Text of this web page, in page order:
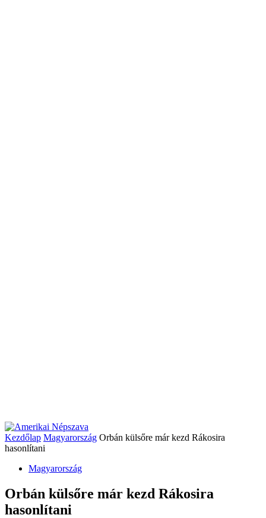
Kezdőlap Magyarország Orbán külsőre már kezd Rákosira
hasonlítani
Magyarország
Orbán külsőre már kezd Rákosira
hasonlítani